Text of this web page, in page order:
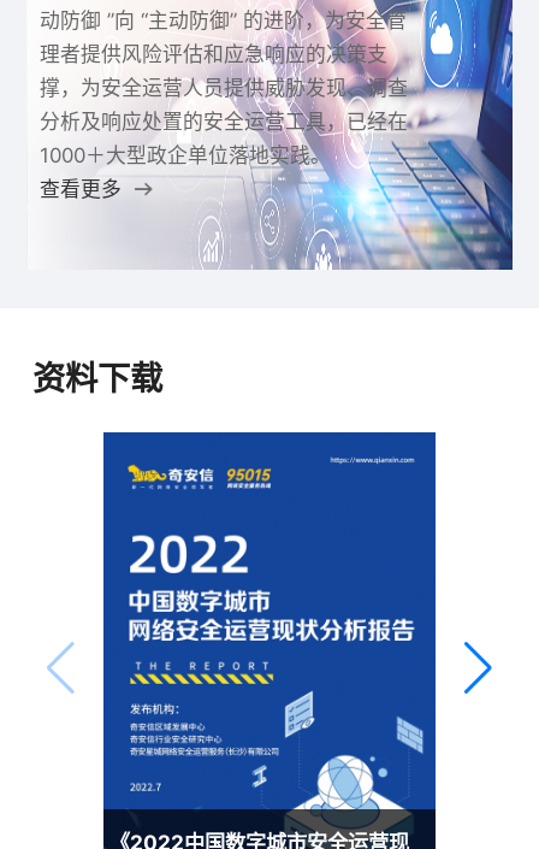
动防御 ”向 “主动防御” 的进阶，为安全管
理者提供风险评估和应急响应的决策支
撑，为安全运营人员提供威胁发现、调查
分析及响应处置的安全运营工具，已经在
1000＋大型政企单位落地实践。
查看更多
天眼安全运营
是以攻防渗透和数据分析为核心竞争力，
聚焦威胁检测和响应，为客户提供安全服
终端EDR日志，运用威胁情报、规则引
擎、文件虚拟执行、机器学习等技术，精
准发现网络中针对主机与服务器的已知高
级网络攻击和未知的新型网络攻击的入侵
行为，利用本地大数据平台对流量日志和
终端日志进行存储和查询，结合威胁情报
和攻击链分析对事件进行分析、研判和回
溯，同时结合边界NDR、终端EDR以及自
动化编排处置可以及时的阻断威胁。
资料下载
《2022中国数字城市安全运营现